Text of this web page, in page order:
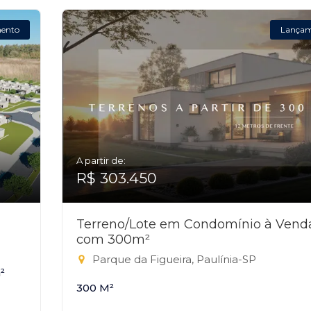
A partir de:
R$ 303.450
Terreno/Lote em Condomínio à
com 300m²
Parque da Figueira, Paulínia-SP
300 M²